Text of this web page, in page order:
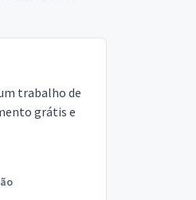
trabalho de
grátis e